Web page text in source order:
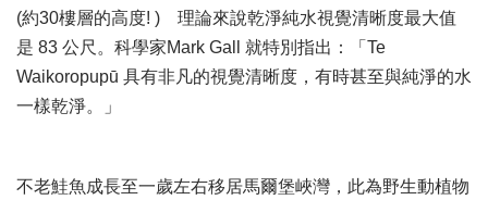
(約30樓層的高度! ) 理論來說乾淨純水視覺清晰度最大值
是 83 公尺。科學家Mark Gall 就特別指出：「Te
Waikoropupū 具有非凡的視覺清晰度，有時甚至與純淨的水
一樣乾淨。」
不老鮭魚成長至一歲左右移居馬爾堡峽灣，此為野生動植物